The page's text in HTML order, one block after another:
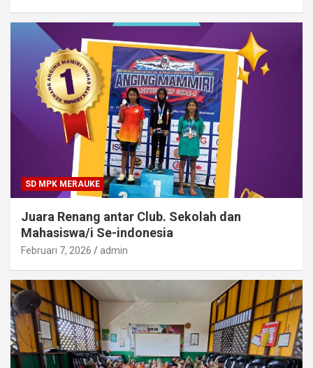
SD MPK MERAUKE
Juara Renang antar Club. Sekolah dan
Mahasiswa/i Se-indonesia
Februari 7, 2026 admin